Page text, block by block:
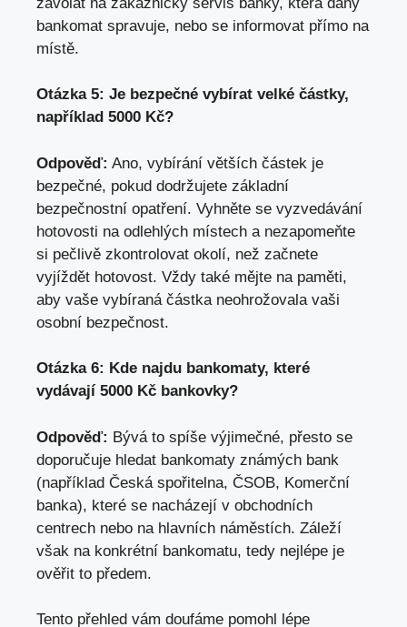
bankomat spravuje, nebo se informovat přímo na
místě.
Otázka 5: Je bezpečné vybírat velké částky,
například 5000 Kč?
Odpověď: Ano, vybírání větších částek je
bezpečné, pokud dodržujete základní
bezpečnostní opatření. Vyhněte se vyzvedávání
hotovosti na odlehlých místech a nezapomeňte
si pečlivě zkontrolovat okolí, než začnete
vyjíždět hotovost. Vždy také mějte na paměti,
aby vaše vybíraná částka neohrožovala vaši
osobní bezpečnost.
Otázka 6: Kde najdu bankomaty, které
vydávají 5000 Kč bankovky?
Odpověď: Bývá to spíše výjimečné, přesto se
doporučuje hledat bankomaty známých bank
(například Česká spořitelna, ČSOB, Komerční
banka), které se nacházejí v obchodních
centrech nebo na hlavních náměstích. Záleží
však na konkrétní bankomatu, tedy nejlépe je
ověřit to předem.
Tento přehled vám doufáme pomohl lépe